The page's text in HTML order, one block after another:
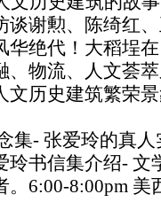
谈谢勲、陈绮红
华绝代！大稻埕
物流、人文荟
历史建筑繁荣
- 张爱玲的真人
玲书信集介绍-
6:00-8:00pm 美